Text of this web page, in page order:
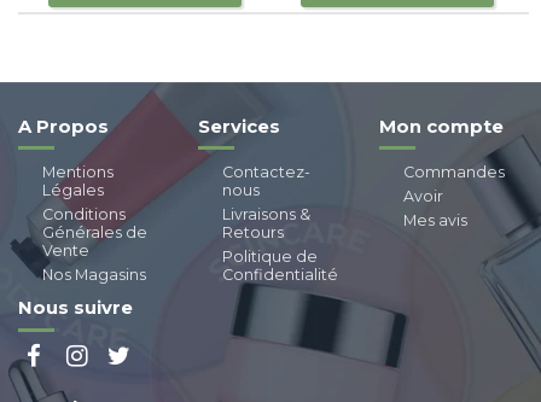
A Propos
Mentions
Légales
Conditions
Générales de
Vente
Nos Magasins
Services
Contactez-
nous
Livraisons &
Retours
Politique de
Confidentialité
Mon compte
Commandes
Avoir
Mes avis
Nous suivre